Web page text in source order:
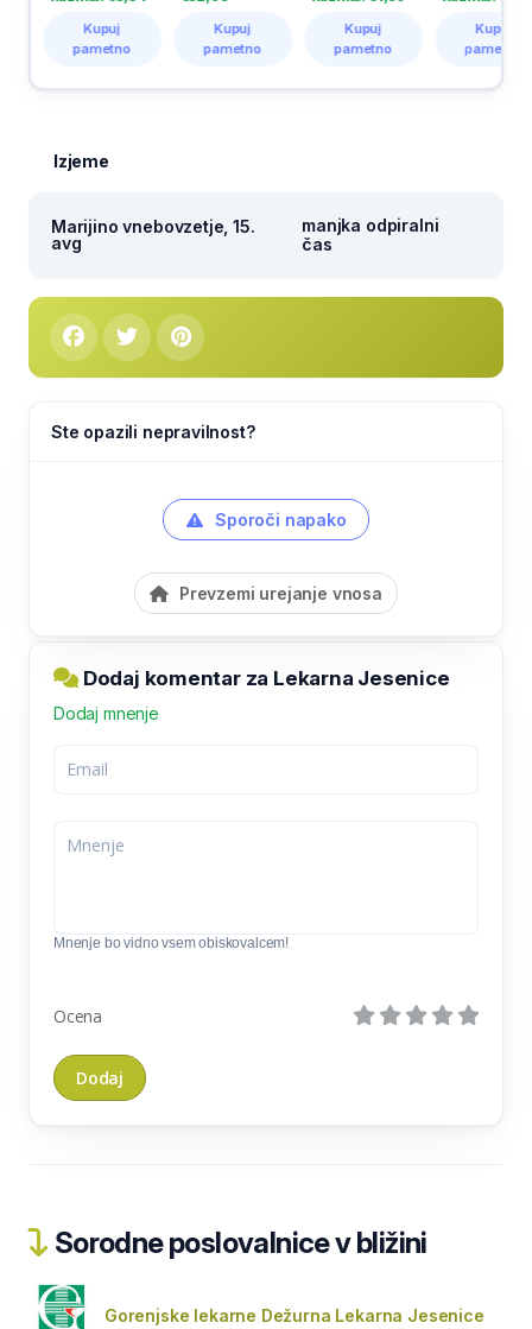
pametno
pametno
pametno
pametno
Izjeme
Marijino vnebovzetje, 15.
avg
manjka odpiralni
čas
Ste opazili nepravilnost?
Sporoči napako
Prevzemi urejanje vnosa
Dodaj komentar za Lekarna Jesenice
Dodaj mnenje
Mnenje bo vidno vsem obiskovalcem!
Ocena
Sorodne poslovalnice v bližini
Gorenjske lekarne Dežurna Lekarna Jesenice